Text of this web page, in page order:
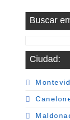
Buscar
Ciudad: